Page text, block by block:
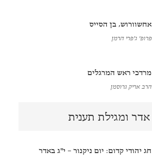
אחשוורוש, בן הסייס
פרופ' ג'פרי הרמן
מרדכי ראש המרגלים
הרב אריק גרוסמן
אדר ומגילת תענית
חג יהודי קדום: יום ניקנור – י"ג באדר